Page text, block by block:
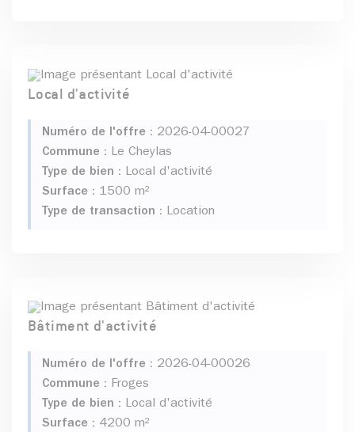
Local d'activité
Numéro de l'offre : 2026-04-00027
Commune : Le Cheylas
Type de bien : Local d'activité
Surface : 1500 m²
Type de transaction : Location
Bâtiment d'activité
Numéro de l'offre : 2026-04-00026
Commune : Froges
Type de bien : Local d'activité
Surface : 4200 m²